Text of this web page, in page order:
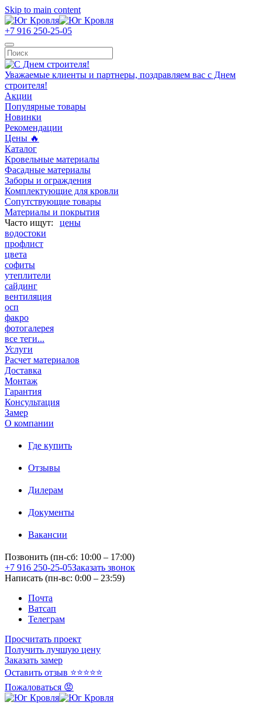
Skip to main content
+7 916 250-25-05
Уважаемые клиенты и партнеры, поздравляем вас с Днем
строителя!
Акции
Популярные товары
Новинки
Рекомендации
Цены 🔥
Каталог
Кровельные материалы
Фасадные материалы
Заборы и ограждения
Комплектующие для кровли
Сопутствующие товары
Материалы и покрытия
цены
водостоки
профлист
цвета
софиты
утеплители
сайдинг
вентиляция
осп
факро
фотогалерея
все теги...
Услуги
Расчет материалов
Доставка
Монтаж
Гарантия
Консультация
Замер
О компании
Где купить
Отзывы
Дилерам
Документы
Вакансии
Позвонить (пн-сб: 10:00 – 17:00)
+7 916 250-25-05Заказать звонок
Написать (пн-вс: 0:00 – 23:59)
Почта
Ватсап
Телеграм
Просчитать проект
Получить лучшую цену
Заказать замер
Оставить отзыв ⭐⭐⭐⭐⭐
Пожаловаться 😡